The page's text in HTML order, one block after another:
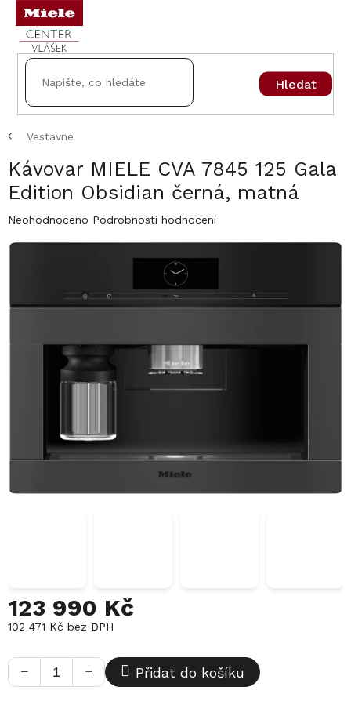
Přejít
obsah
Hledat
Vestavné
Kávovar MIELE CVA 7845 125 Gala
Edition Obsidian černá, matná
Průměrné
produktu
5
Neohodnoceno Podrobnosti hodnocení
123 990 Kč
102 471 Kč bez DPH
cena:
+
− Přidat do košíku